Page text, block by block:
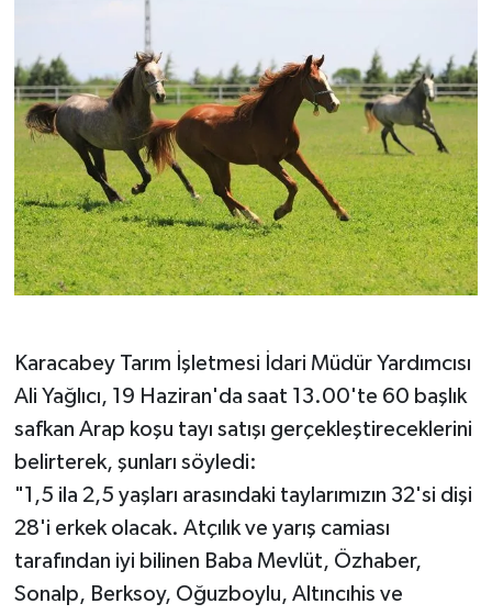
Karacabey Tarım İşletmesi İdari Müdür Yardımcısı
Ali Yağlıcı, 19 Haziran'da saat 13.00'te 60 başlık
safkan Arap koşu tayı satışı gerçekleştireceklerini
belirterek, şunları söyledi:
"1,5 ila 2,5 yaşları arasındaki taylarımızın 32'si dişi
28'i erkek olacak. Atçılık ve yarış camiası
tarafından iyi bilinen Baba Mevlüt, Özhaber,
Sonalp, Berksoy, Oğuzboylu, Altıncıhis ve